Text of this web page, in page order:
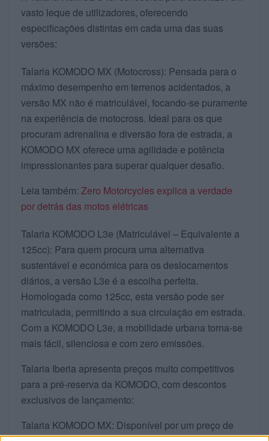
vasto leque de utilizadores, oferecendo
especificações distintas em cada uma das suas
versões:
Talaria KOMODO MX (Motocross): Pensada para o
máximo desempenho em terrenos acidentados, a
versão MX não é matriculável, focando-se puramente
na experiência de motocross. Ideal para os que
procuram adrenalina e diversão fora de estrada, a
KOMODO MX oferece uma agilidade e potência
impressionantes para superar qualquer desafio.
Leia também: Zero Motorcycles explica a verdade
por detrás das motos elétricas
Talaria KOMODO L3e (Matriculável – Equivalente a
125cc): Para quem procura uma alternativa
sustentável e económica para os deslocamentos
diários, a versão L3e é a escolha perfeita.
Homologada como 125cc, esta versão pode ser
matriculada, permitindo a sua circulação em estrada.
Com a KOMODO L3e, a mobilidade urbana torna-se
mais fácil, silenciosa e com zero emissões.
Talaria Iberia apresenta preços muito competitivos
para a pré-reserva da KOMODO, com descontos
exclusivos de lançamento:
Talaria KOMODO MX: Disponível por um preço de